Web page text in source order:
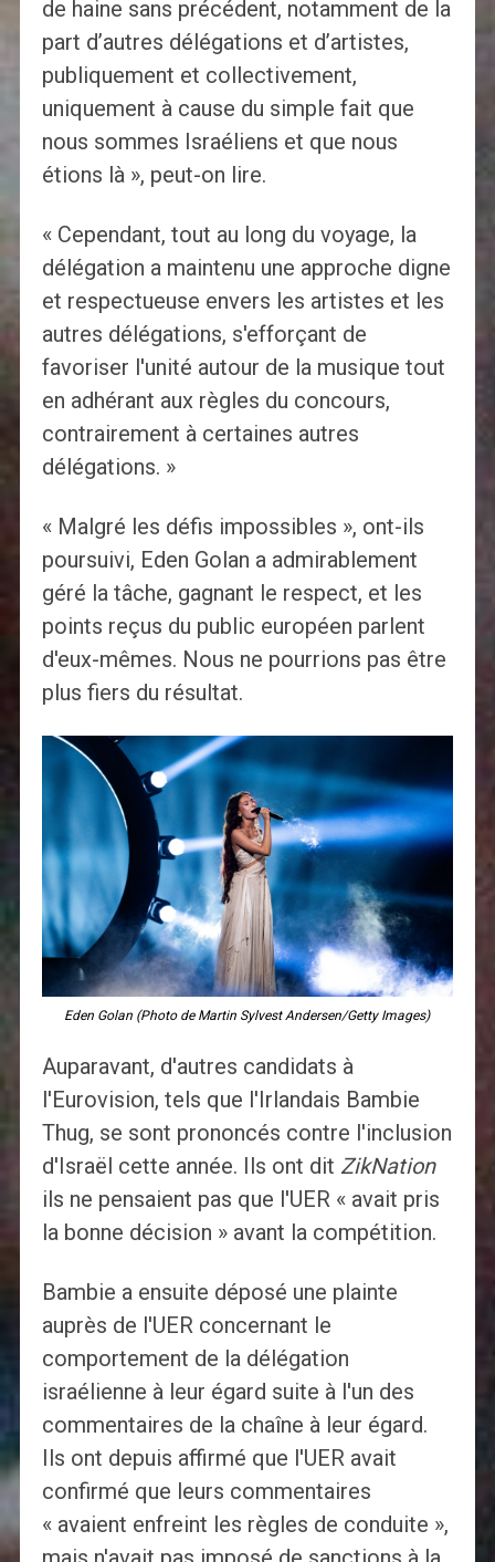
de haine sans précédent, notamment de la
part d’autres délégations et d’artistes,
publiquement et collectivement,
uniquement à cause du simple fait que
nous sommes Israéliens et que nous
étions là », peut-on lire.
« Cependant, tout au long du voyage, la
délégation a maintenu une approche digne
et respectueuse envers les artistes et les
autres délégations, s'efforçant de
favoriser l'unité autour de la musique tout
en adhérant aux règles du concours,
contrairement à certaines autres
délégations. »
« Malgré les défis impossibles », ont-ils
poursuivi, Eden Golan a admirablement
géré la tâche, gagnant le respect, et les
points reçus du public européen parlent
d'eux-mêmes. Nous ne pourrions pas être
plus fiers du résultat.
Eden Golan (Photo de Martin Sylvest Andersen/Getty Images)
Auparavant, d'autres candidats à
l'Eurovision, tels que l'Irlandais Bambie
Thug, se sont prononcés contre l'inclusion
d'Israël cette année. Ils ont dit ZikNation
ils ne pensaient pas que l'UER « avait pris
la bonne décision » avant la compétition.
Bambie a ensuite déposé une plainte
auprès de l'UER concernant le
comportement de la délégation
israélienne à leur égard suite à l'un des
commentaires de la chaîne à leur égard.
Ils ont depuis affirmé que l'UER avait
confirmé que leurs commentaires
« avaient enfreint les règles de conduite »,